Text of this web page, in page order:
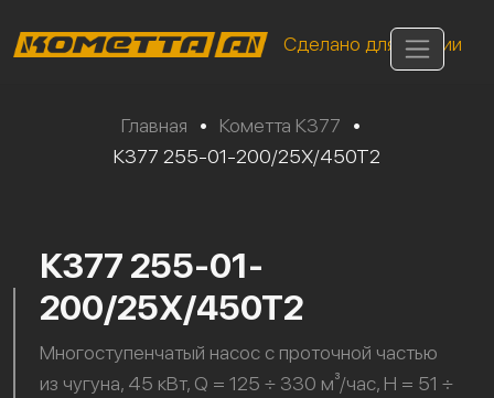
Сделано для России
Главная • Кометта К377
•
К377 255-01-200/25Х/450Т2
К377 255-01-
200/25Х/450Т2
Многоступенчатый насос с проточной частью
из чугуна, 45 кВт, Q = 125 ÷ 330 м³/час, H = 51 ÷